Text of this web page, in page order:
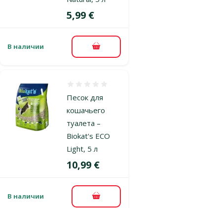
Цена
5,99 €
В наличии В корзину
Песок для
кошачьего
туалета –
Biokat's ECO
Light, 5 л
Цена
10,99 €
В наличии В корзину